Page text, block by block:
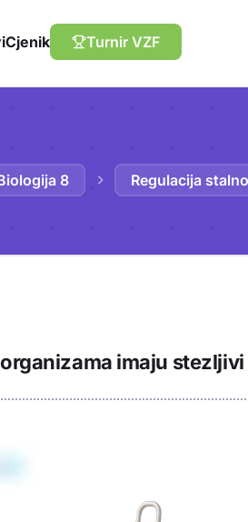
Cjenik Turnir VZF
8 Regulacija
imaju